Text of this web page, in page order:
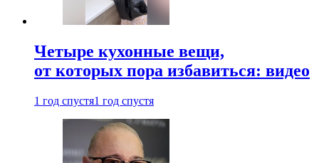
Четыре кухонные вещи,
от которых пора избавиться: видео
1 год спустя1 год спустя